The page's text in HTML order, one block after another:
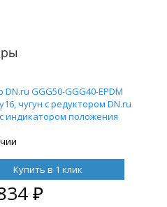
DN.ru GGG50-GGG40-EPDM
чугун с редуктором DN.ru
индикатором положения
Купить в 1 клик
₽